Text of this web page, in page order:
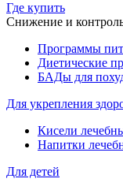
Где купить
Снижение и
Программы
Диетические
БАДы для
Для укрепления
Кисели
Напитки
Для детей